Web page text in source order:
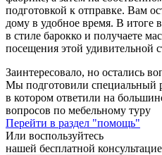
подготовкой к отправке. Вам
дому в удобное время. В итоге
в стиле барокко и получаете
посещения этой удивительной
Заинтересовало, но остались
Мы подготовили специальный
в котором ответили на
вопросов по мебельному туру
Перейти в раздел "помощь"
Или воспользуйтесь
нашей бесплатной